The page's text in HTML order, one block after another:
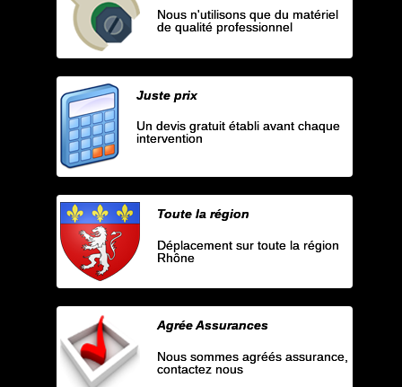
Nous n'utilisons que du matériel
de qualité professionnel
Juste prix
Un devis gratuit établi avant chaque
intervention
Toute la région
Déplacement sur toute la région
Rhône
Agrée Assurances
Nous sommes agréés assurance,
contactez nous